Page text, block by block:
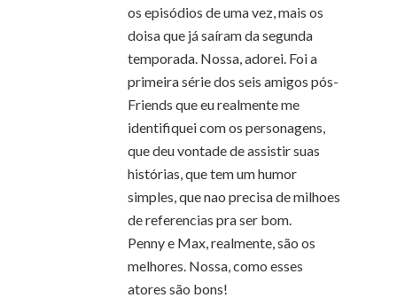
os episódios de uma vez, mais os
doisa que já saíram da segunda
temporada. Nossa, adorei. Foi a
primeira série dos seis amigos pós-
Friends que eu realmente me
identifiquei com os personagens,
que deu vontade de assistir suas
histórias, que tem um humor
simples, que nao precisa de milhoes
de referencias pra ser bom.
Penny e Max, realmente, são os
melhores. Nossa, como esses
atores são bons!